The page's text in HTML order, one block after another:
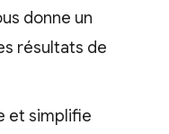
donne un
résultats de
et simplifie